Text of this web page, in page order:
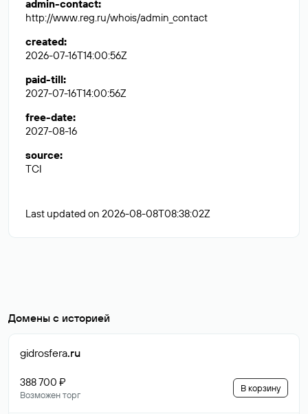
admin-contact:
http://www.reg.ru/whois/admin_contact
created:
2026-07-16T14:00:56Z
paid-till:
2027-07-16T14:00:56Z
free-date:
2027-08-16
source:
TCI
Last updated on 2026-08-08T08:38:02Z
Домены с историей
gidrosfera.ru
388 700 ₽
Возможен торг
В корзину